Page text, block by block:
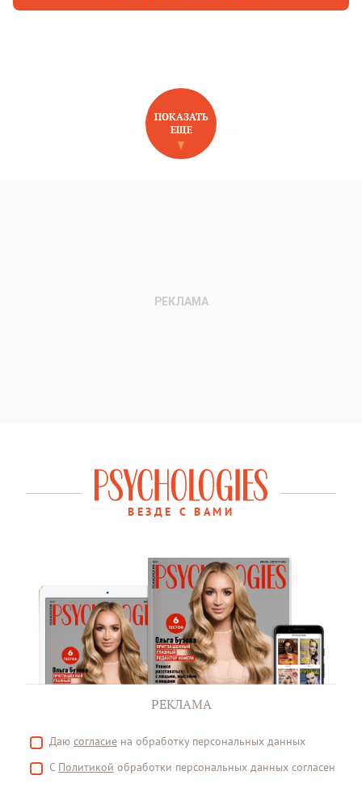
НОВОЕ НА САЙТЕ
ПОКАЗАТЬ
ЕЩЕ
ВЕЗДЕ С ВАМИ
РЕКЛАМА
Даю согласие на обработку персональных данных
С Политикой обработки персональных данных согласен